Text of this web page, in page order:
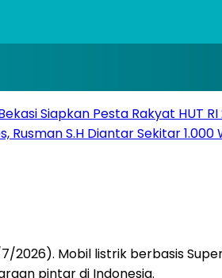
Siapkan Pesta Rakyat HUT
Rusman S.H Diantar Sekitar